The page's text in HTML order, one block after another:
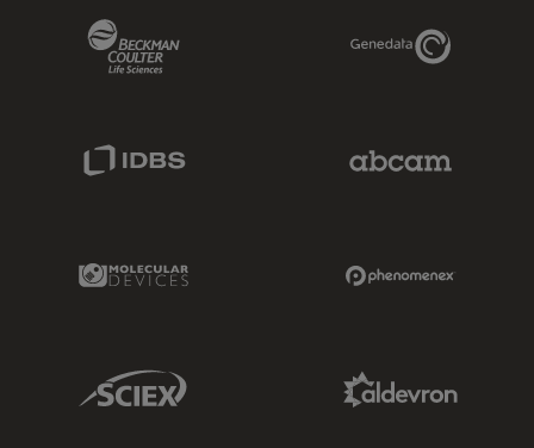
Genedata Link
Molecular Devices Link
Sciex Link